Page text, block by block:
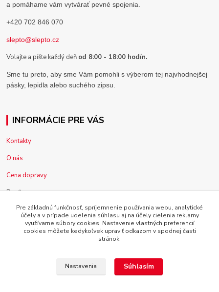
a pomáhame vám vytvárať pevné spojenia.
+420 702 846 070
slepto@slepto.cz
Volajte a píšte každý deň od 8:00 - 18:00 hodín.
Sme tu preto, aby sme Vám pomohli s výberom tej najvhodnejšej
pásky, lepidla alebo suchého zipsu.
INFORMÁCIE PRE VÁS
Kontakty
O nás
Cena dopravy
Pre firmy
Reklamácia tovaru
Obchodné podmienky
Pre základnú funkčnosť, spríjemnenie používania webu, analytické
účely a v prípade udelenia súhlasu aj na účely cielenia reklamy
využívame súbory cookies. Nastavenie vlastných preferencií
cookies môžete kedykoľvek upraviť odkazom v spodnej časti
stránok.
Nastavenia Súhlasím